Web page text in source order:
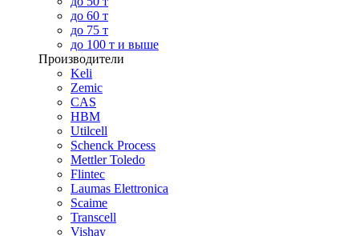
до 60 т
до 75 т
до 100 т и выше
Производители
Keli
Zemic
CAS
HBM
Utilcell
Schenck Process
Mettler Toledo
Flintec
Laumas Elettronica
Scaime
Transcell
Vishay